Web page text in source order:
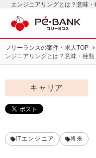
エンジニアリングとは？意味
解説 | ITフリーランスエンジ
フリーランスの案件・求人TOP
ンジニアリングとは？意味・種
キャリア
ITエンジニア 将来